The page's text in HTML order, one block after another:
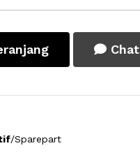
Chat
/Sparepart